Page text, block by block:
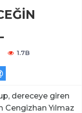
1.7B
dereceye giren
Cengizhan Yılmaz